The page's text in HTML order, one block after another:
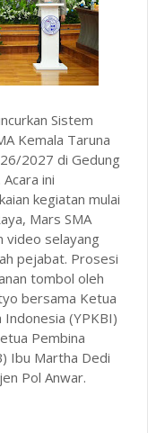
Sistem
Kemala Taruna
2027 di Gedung
ini
kegiatan mulai
Mars SMA
video selayang
pejabat. Prosesi
tombol oleh
bersama Ketua
Indonesia (YPKBI)
Pembina
Ibu Martha Dedi
Pol Anwar.